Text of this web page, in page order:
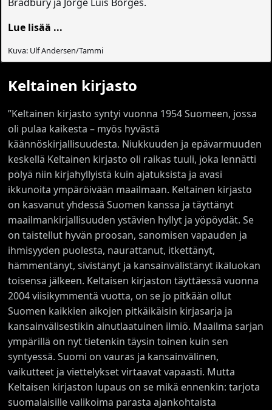
Lue lisää ...
Kuva: Ulf Andersen/Tammi
Keltainen kirjasto
”Keltainen kirjasto syntyi vuonna 1954 Suomeen, jossa
oli pulaa kaikesta – myös hyvästä
käännöskirjallisuudesta. Niukkuuden ja epävarmuuden
keskellä Keltainen kirjasto oli raikas tuuli, joka lennätti
pölyä niin kirjahyllyistä kuin ajatuksista ja avasi
ikkunoita ympäröivään maailmaan. Keltainen kirjasto
on kasvanut yhdessä Suomen kanssa ja täyttänyt
maailmankirjallisuuden ystävien hyllyt ja yöpöydät. Se
on taistellut hyvän proosan, sanomisen vapauden ja
ihmisyyden puolesta, naurattanut, itkettänyt,
hämmentänyt, sivistänyt ja kansainvälistänyt ikäluokan
toisensa jälkeen. Keltaisen kirjaston täyttäessä vuonna
2004 viisikymmentä vuotta, on se jo pitkään ollut
Suomen kaikkien aikojen pitkäikäisin kirjasarja ja
kansainvälisestikin ainutlaatuinen ilmiö. Maailma sarjan
ympärillä on nyt tietenkin täysin toinen kuin sen
syntyessä. Suomi on vauras ja kansainvälinen,
vaikutteet ja viettelykset virtaavat vapaasti. Mutta
Keltaisen kirjaston lupaus on se mikä ennenkin: tarjota
suomalaisille valikoima parasta ajankohtaista